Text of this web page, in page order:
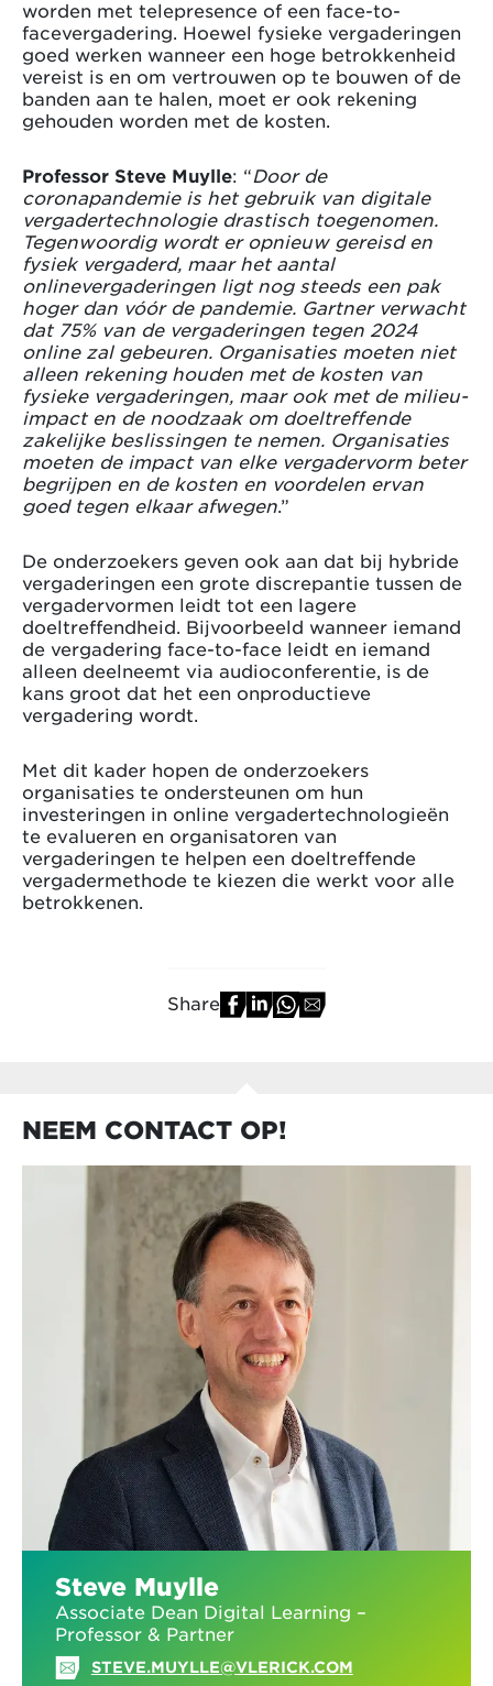
worden met telepresence of een face-to-
facevergadering. Hoewel fysieke vergaderingen
goed werken wanneer een hoge betrokkenheid
vereist is en om vertrouwen op te bouwen of de
banden aan te halen, moet er ook rekening
gehouden worden met de kosten.
Professor Steve Muylle: “Door de
coronapandemie is het gebruik van digitale
vergadertechnologie drastisch toegenomen.
Tegenwoordig wordt er opnieuw gereisd en
fysiek vergaderd, maar het aantal
onlinevergaderingen ligt nog steeds een pak
hoger dan vóór de pandemie. Gartner verwacht
dat 75% van de vergaderingen tegen 2024
online zal gebeuren. Organisaties moeten niet
alleen rekening houden met de kosten van
fysieke vergaderingen, maar ook met de milieu-
impact en de noodzaak om doeltreffende
zakelijke beslissingen te nemen. Organisaties
moeten de impact van elke vergadervorm beter
begrijpen en de kosten en voordelen ervan
goed tegen elkaar afwegen .”
De onderzoekers geven ook aan dat bij hybride
vergaderingen een grote discrepantie tussen de
vergadervormen leidt tot een lagere
doeltreffendheid. Bijvoorbeeld wanneer iemand
de vergadering face-to-face leidt en iemand
alleen deelneemt via audioconferentie, is de
kans groot dat het een onproductieve
vergadering wordt.
Met dit kader hopen de onderzoekers
organisaties te ondersteunen om hun
investeringen in online vergadertechnologieën
te evalueren en organisatoren van
vergaderingen te helpen een doeltreffende
vergadermethode te kiezen die werkt voor alle
betrokkenen.
Share
NEEM CONTACT OP!
Steve Muylle
Associate Dean Digital Learning –
Professor & Partner
STEVE.MUYLLE@VLERICK.COM